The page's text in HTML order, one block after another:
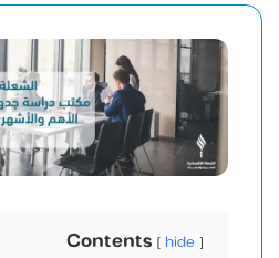
Contents hide